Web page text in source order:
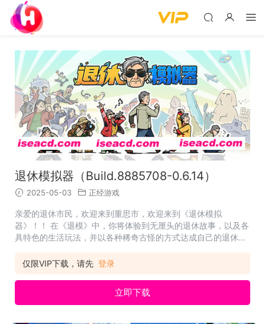
退休模拟器（Build.8885708-0.6.14）
2025-05-03 正经游戏
亲爱的退休市民，欢迎来到重思市，欢迎来到《退休模拟
器》！！ 在《退模》中，你将体验到无厘头的退休故事，以及各
具特色的生活玩法，并以各种稀奇古怪的方式达成自己的退休心
集旅游纪念品。缺钱的话，不如顺便写写游记、赚到头等舱票？
人，甚至网络约战。怪招奇出，只为博眼球猛
仅限VIP下载，请先 登录
立即下载